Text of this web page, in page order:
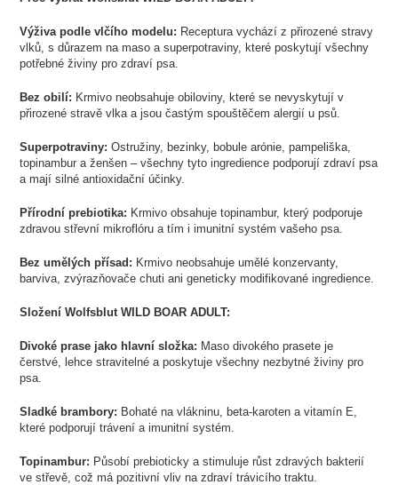
Výživa podle vlčího modelu: Receptura vychází z přirozené stravy
vlků, s důrazem na maso a superpotraviny, které poskytují všechny
potřebné živiny pro zdraví psa.
Bez obilí: Krmivo neobsahuje obiloviny, které se nevyskytují v
přirozené stravě vlka a jsou častým spouštěčem alergií u psů.
Superpotraviny: Ostružiny, bezinky, bobule arónie, pampeliška,
topinambur a ženšen – všechny tyto ingredience podporují zdraví psa
a mají silné antioxidační účinky.
Přírodní prebiotika: Krmivo obsahuje topinambur, který podporuje
zdravou střevní mikroflóru a tím i imunitní systém vašeho psa.
Bez umělých přísad: Krmivo neobsahuje umělé konzervanty,
barviva, zvýrazňovače chuti ani geneticky modifikované ingredience.
Složení Wolfsblut WILD BOAR ADULT:
Divoké prase jako hlavní složka: Maso divokého prasete je
čerstvé, lehce stravitelné a poskytuje všechny nezbytné živiny pro
psa.
Sladké brambory: Bohaté na vlákninu, beta-karoten a vitamín E,
které podporují trávení a imunitní systém.
Topinambur: Působí prebioticky a stimuluje růst zdravých bakterií
ve střevě, což má pozitivní vliv na zdraví trávicího traktu.